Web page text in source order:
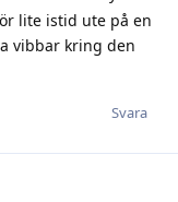
lite istid ute på en
vibbar kring den
Svara